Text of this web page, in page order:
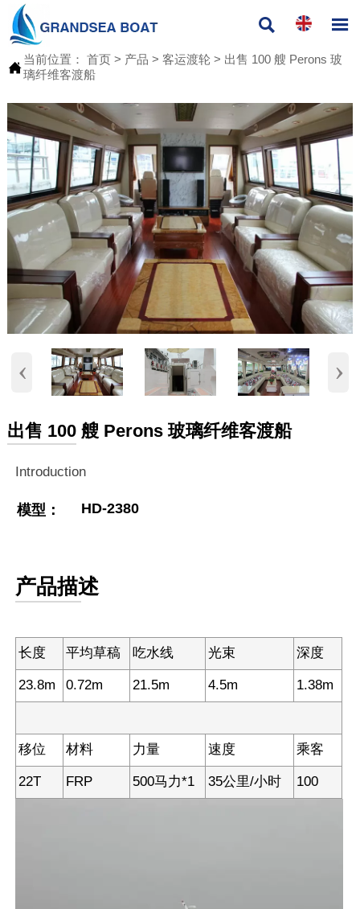
 

当前位置： 首页> 产品 > 客运渡轮> 出售 100 艘 Perons 玻
璃纤维客渡船
‹ ›
出售 100 艘 Perons 玻璃纤维客渡船
Introduction
模型： HD-2380
产品描述
长度 平均草稿 吃水线 光束 深度
23.8m 0.72m 21.5m 4.5m 1.38m
移位 材料 力量 速度 乘客
22T FRP 500马力*1 35公里/小时 100